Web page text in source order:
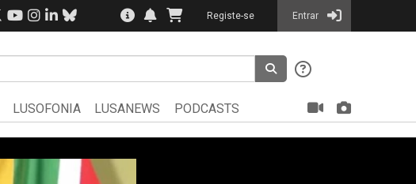
Registe-se Entrar
LUSOFONIA LUSANEWS PODCASTS